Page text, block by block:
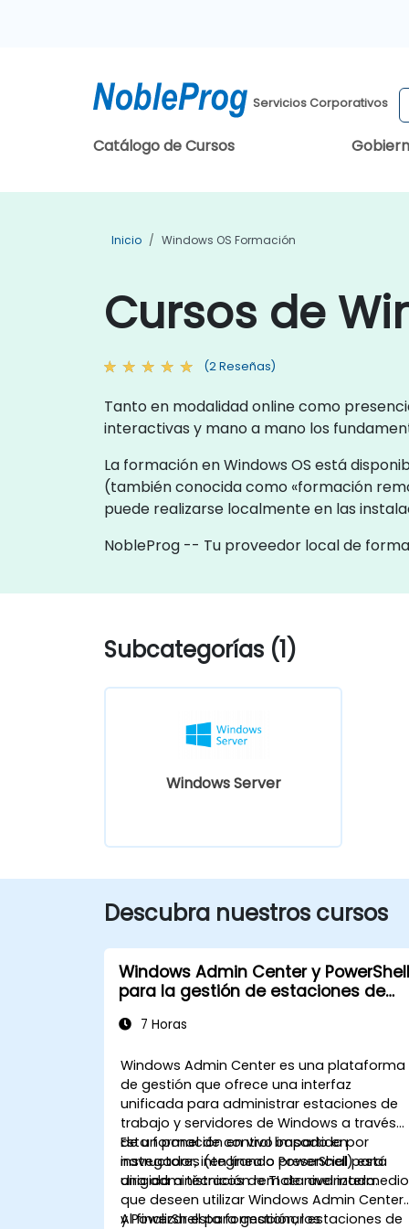
Servicios Corporativos
Catálogo de Cursos
Inicio Windows OS Formación
Cursos de
(2 Reseñas)
Tanto en modalidad online como
interactivas y mano a mano los
La formación en Windows OS está
(también conocida como «formación
puede realizarse localmente en las
NobleProg -- Tu proveedor local de
Subcategorías (1)
Windows Server
Descubra nuestros cursos
Windows Admin Center y PowerShell
para la gestión de estaciones de
7 Horas
Windows Admin Center es una plataforma
de gestión que ofrece una interfaz
unificada para administrar estaciones de
trabajo y servidores de Windows a través
de un panel de control basado en
navegador, integrando PowerShell para
una administración remota avanzada.
Esta formación en vivo impartida por
instructores (en línea o presencial) está
dirigida a técnicos de TI de nivel intermedio
que deseen utilizar Windows Admin Center
y PowerShell para gestionar estaciones de
Al finalizar esta formación, los